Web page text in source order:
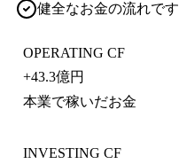
健全なお金の流れです
OPERATING CF
+43.3億円
本業で稼いだお金
INVESTING CF